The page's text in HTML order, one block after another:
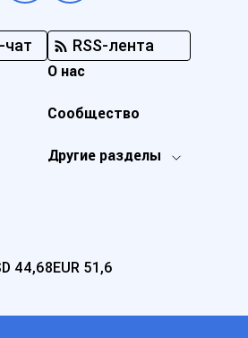
чат RSS-лента
Другие разделы
О нас
Сообщество
44,68EUR 51,6